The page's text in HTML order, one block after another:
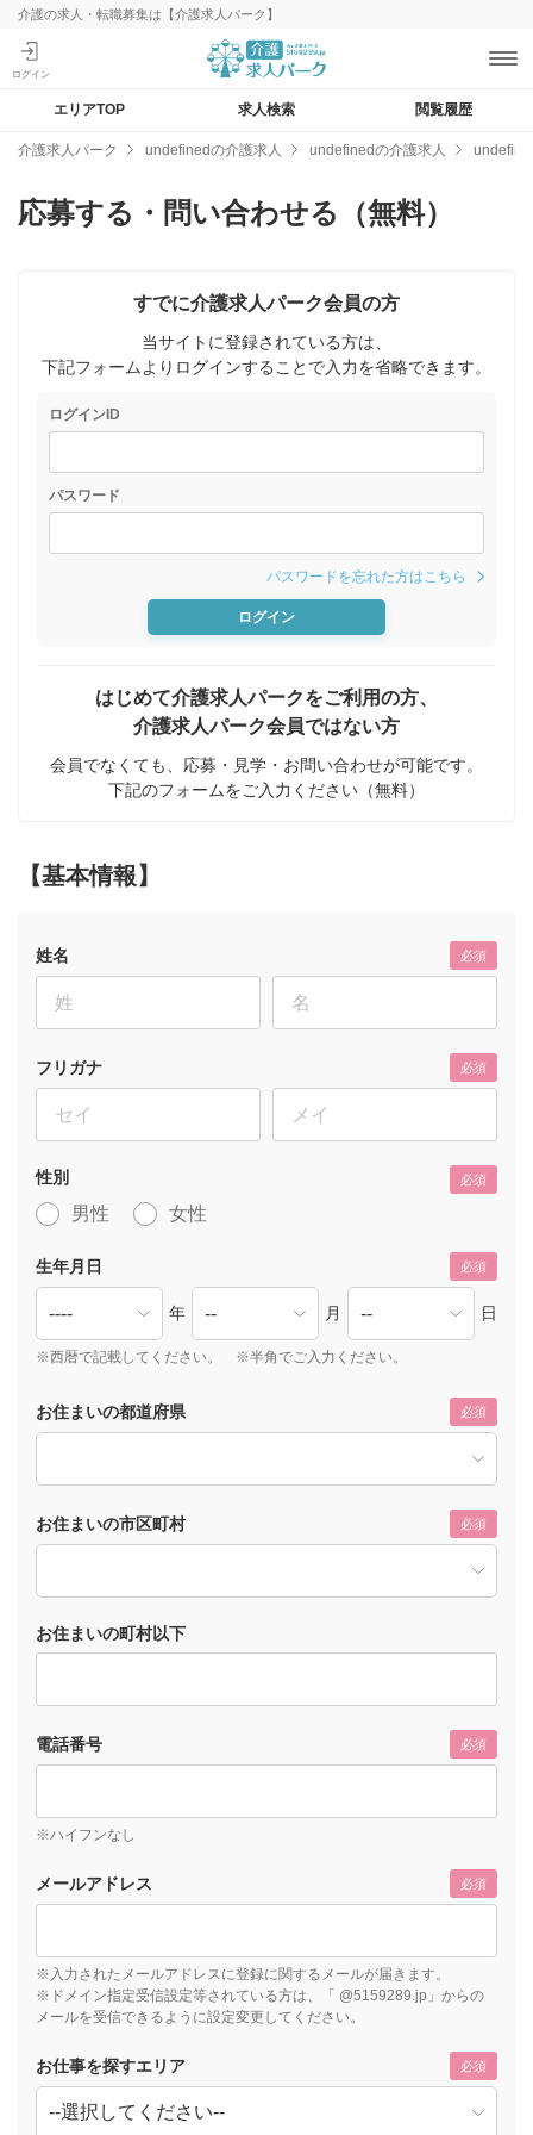
介護の求人・転職募集は【介護求人パーク】
エリアTOP 求人検索 閲覧履歴
介護求人パーク undefinedの介護求人 undefinedの介護求人
応募する・問い合わせる（無料）
すでに介護求人パーク会員の方
当サイトに登録されている方は、
下記フォームよりログインすることで入力を省略できます。
ログインID
パスワード
パスワードを忘れた方はこちら
ログイン
はじめて介護求人パークをご利用の方、
介護求人パーク会員ではない方
会員でなくても、応募・見学・お問い合わせが可能です。
下記のフォームをご入力ください（無料）
【基本情報】
姓名 必須
フリガナ 必須
性別 必須
男性 女性
生年月日 必須
年 月 日
※西暦で記載してください。 ※半角でご入力ください。
お住まいの都道府県 必須
お住まいの市区町村 必須
お住まいの町村以下
電話番号 必須
※ハイフンなし
メールアドレス 必須
※入力されたメールアドレスに登録に関するメールが届きます。
※ドメイン指定受信設定等されている方は、「 @5159289.jp」からの
メールを受信できるように設定変更してください。
お仕事を探すエリア 必須